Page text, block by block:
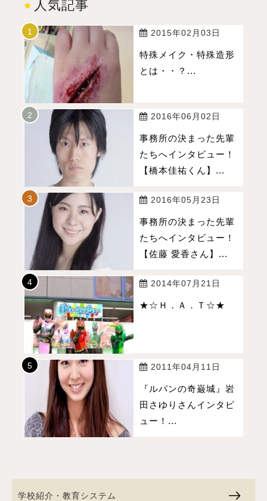
人気記事
2015年02月03日
特殊メイク・特殊造形
とは・・？...
2016年06月02日
事務所の決まった先輩
たちへインタビュー！
【橋本佳祐くん】...
2016年05月23日
事務所の決まった先輩
たちへインタビュー！
【佐藤 愛香さん】...
2014年07月21日
★☆Ｈ．Ａ．Ｔ☆★
2011年04月11日
『ルパンの奇巌城』岩
田さゆりさんインタビ
ュー！...
学校紹介・教育システム